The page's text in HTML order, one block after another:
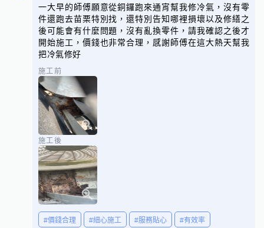
一大早的師傅願意從銅鑼跑來通宵幫我修冷氣，沒有零
件還跑去苗栗特別找，還特別告知哪裡損壞以及修繕之
後可能會有什麼問題，沒有亂換零件，請我確認之後才
開始施工，價錢也非常合理，感謝師傅在這大熱天幫我
把冷氣修好
施工前
施工後
#價錢合理 #細心施工 #服務貼心 #有效率